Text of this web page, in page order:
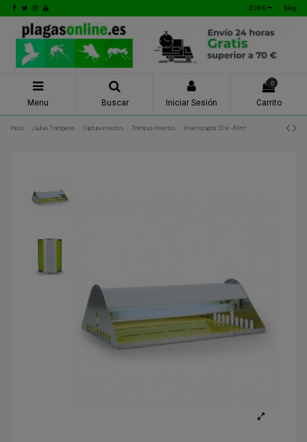
EUR € Blog
Menu Buscar Iniciar Sesión
0
Carrito
Inicio Jaulas Tramperas Captura insectos Trampas insectos Insectocaptor 30w - 80m²